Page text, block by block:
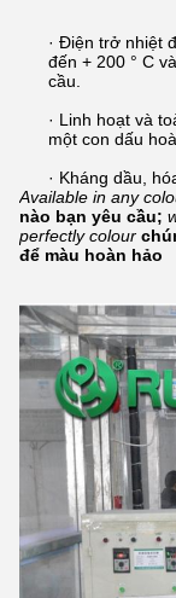
· Điện trở nhiệt
đến + 200 ° C
cầu.
· Linh hoạt và
một con dấu
· Kháng dầu,
Available in any
nào bạn yêu cầu;
perfectly colour
để màu hoàn hảo